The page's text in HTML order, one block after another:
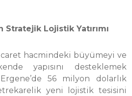
Stratejik Lojistik Yatırımı
hacmindeki büyümeyi ve
yapısını desteklemek
56 milyon dolarlık
yeni lojistik tesisini